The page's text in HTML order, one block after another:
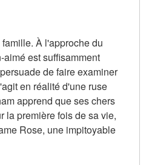
À l'approche du
est suffisamment
de faire examiner
en réalité d'une ruse
apprend que ses chers
la première fois de sa vie,
Rose, une impitoyable